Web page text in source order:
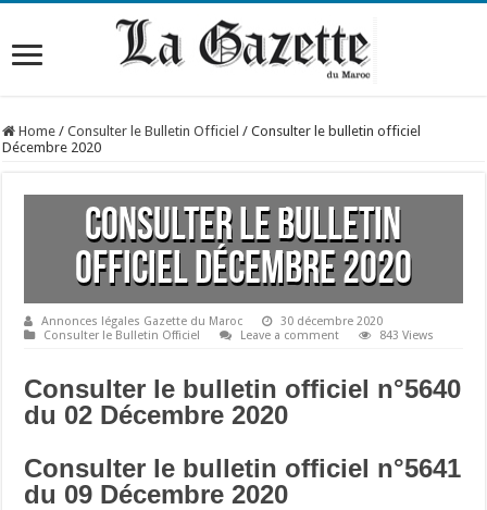
Home / Consulter le Bulletin Officiel / Consulter le bulletin officiel
Décembre 2020
Consulter le bulletin
officiel Décembre 2020
Annonces légales Gazette du Maroc
30 décembre 2020
Consulter le Bulletin Officiel
Leave a comment 843 Views
Consulter le bulletin officiel n°5640
du 02 Décembre 2020
Consulter le bulletin officiel n°5641
du 09 Décembre2020